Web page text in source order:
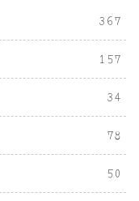
367
157
34
78
50